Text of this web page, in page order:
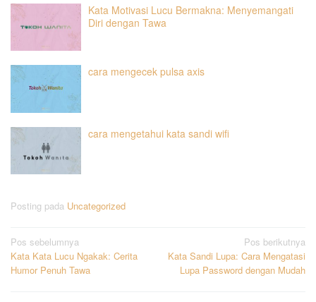
Kata Motivasi Lucu Bermakna: Menyemangati
Diri dengan Tawa
cara mengecek pulsa axis
cara mengetahui kata sandi wifi
Posting pada Uncategorized
Navigasi
pos
Pos sebelumnya
Kata Kata Lucu Ngakak: Cerita
Humor Penuh Tawa
Pos berikutnya
Kata Sandi Lupa: Cara Mengatasi
Lupa Password dengan Mudah